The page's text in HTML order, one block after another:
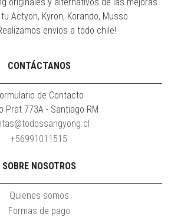
Actyon, Kyron, Korando, Musso
envíos a todo chile!
CONTÁCTANOS
de Contacto
Prat 773A - Santiago RM
+56991011515
SOBRE NOSOTROS
Quienes somos
Formas de pago